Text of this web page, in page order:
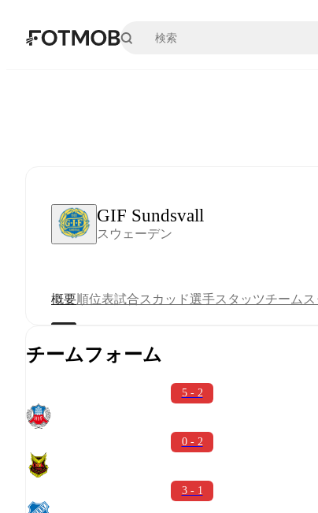
メインコンテンツへスキップ
GIF Sundsvall
スウェーデン
概要順位表試合スカッド選手スタッツチームス
チームフォーム
5 - 2
0 - 2
3 - 1